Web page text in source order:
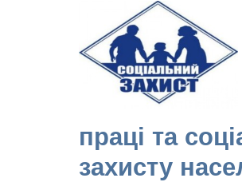
праці та
захисту